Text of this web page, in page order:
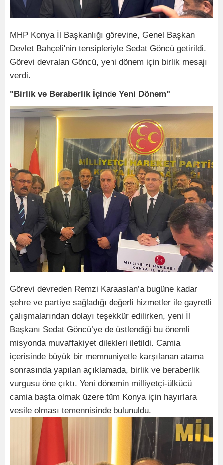
MHP Konya İl Başkanlığı görevine, Genel Başkan
Devlet Bahçeli'nin tensipleriyle Sedat Göncü getirildi.
Görevi devralan Göncü, yeni dönem için birlik mesajı
verdi.
"Birlik ve Beraberlik İçinde Yeni Dönem"
Görevi devreden Remzi Karaaslan’a bugüne kadar
şehre ve partiye sağladığı değerli hizmetler ile gayretli
çalışmalarından dolayı teşekkür edilirken, yeni İl
Başkanı Sedat Göncü’ye de üstlendiği bu önemli
misyonda muvaffakiyet dilekleri iletildi. Camia
içerisinde büyük bir memnuniyetle karşılanan atama
sonrasında yapılan açıklamada, birlik ve beraberlik
vurgusu öne çıktı. Yeni dönemin milliyetçi-ülkücü
camia başta olmak üzere tüm Konya için hayırlara
vesile olması temennisinde bulunuldu.